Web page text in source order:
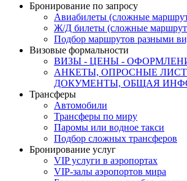
Бронирование по запросу
Авиабилеты (сложные
Ж/Д билеты (сложные
Подбор маршрутов разными
Визовые формальности
ВИЗЫ - ЦЕНЫ -
АНКЕТЫ, ОПРОСНЫЕ
ДОКУМЕНТЫ, ОБЩАЯ
Трансферы
Автомобили
Трансферы по миру
Паромы или водное такси
Подбор сложных трансферов
Бронирование услуг
VIP услуги в аэропортах
VIP-залы аэропортов мира